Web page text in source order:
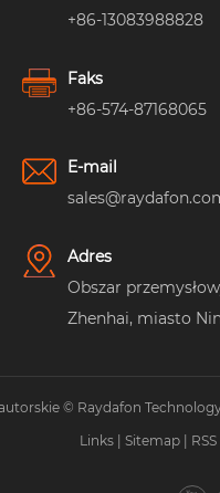
+86-13083988828
Faks
+86-574-87168065
E-mail
Adres
Obszar
Zhenhai, miasto
© Raydafon
Links
Sitemap RSS